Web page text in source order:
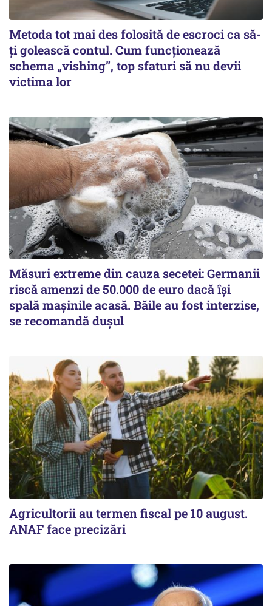
Metoda tot mai des folosită de escroci ca să-
ți golească contul. Cum funcționează
schema „vishing”, top sfaturi să nu devii
victima lor
Măsuri extreme din cauza secetei: Germanii
riscă amenzi de 50.000 de euro dacă își
spală mașinile acasă. Băile au fost interzise,
se recomandă dușul
Agricultorii au termen fiscal pe 10 august.
ANAF face precizări